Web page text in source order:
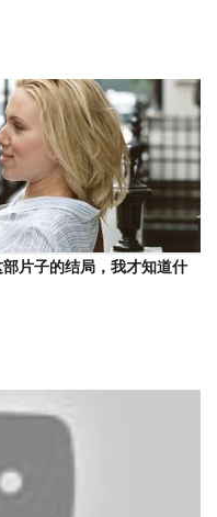
片子的结局，我才知道什